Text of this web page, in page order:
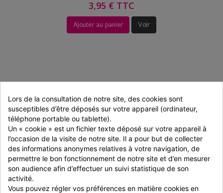
3,95 € TTC
Ajouter au panier Voir
Lors de la consultation de notre site, des cookies sont
susceptibles d’être déposés sur votre appareil (ordinateur,
téléphone portable ou tablette).
Un « cookie » est un fichier texte déposé sur votre appareil à
l’occasion de la visite de notre site. Il a pour but de collecter
des informations anonymes relatives à votre navigation, de
permettre le bon fonctionnement de notre site et d’en mesurer
son audience afin d’effectuer un suivi statistique de son
activité.
Vous pouvez régler vos préférences en matière cookies en